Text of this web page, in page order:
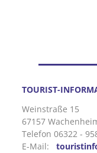
TOURIST-
Weinstraße 15
67157
Telefon 06322 -
E-Mail: